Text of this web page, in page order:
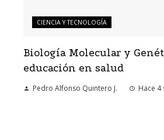
CIENCIA Y TECNOLOGÍA
Biología Molecular y
educación en salud
Pedro Alfonso Quintero J. Hace 4